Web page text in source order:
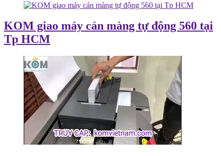
KOM giao máy cán màng tự động 560 tại
Tp HCM